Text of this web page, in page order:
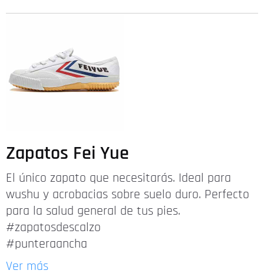
Zapatos Fei Yue
El único zapato que necesitarás. Ideal para
wushu y acrobacias sobre suelo duro. Perfecto
para la salud general de tus pies.
#zapatosdescalzo
#punteraancha
Ver más